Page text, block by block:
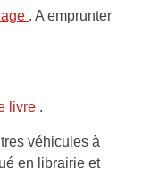
. A emprunter
livre .
véhicules à
en librairie et